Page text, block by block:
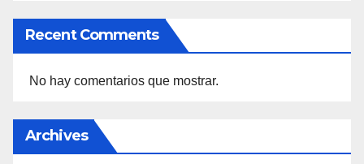
Recent Comments
No hay comentarios que mostrar.
Archives